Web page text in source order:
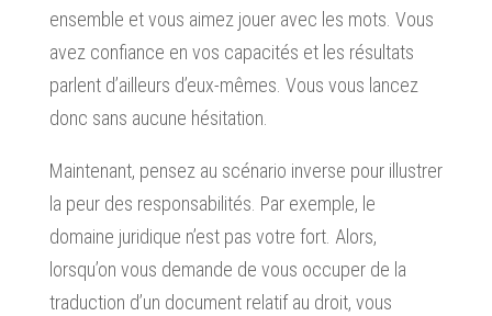
ensemble et vous aimez jouer avec les mots. Vous
avez confiance en vos capacités et les résultats
parlent d’ailleurs d’eux-mêmes. Vous vous lancez
donc sans aucune hésitation.
Maintenant, pensez au scénario inverse pour illustrer
la peur des responsabilités. Par exemple, le
domaine juridique n’est pas votre fort. Alors,
lorsqu’on vous demande de vous occuper de la
traduction d’un document relatif au droit, vous